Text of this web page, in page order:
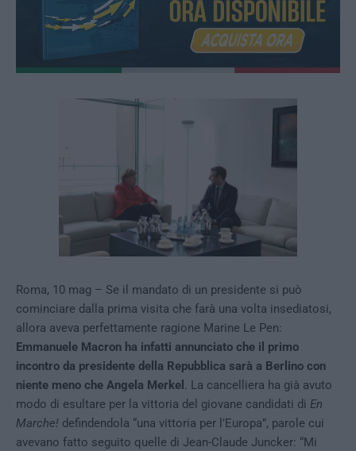
Roma, 10 mag – Se il mandato di un presidente si può
cominciare dalla prima visita che farà una volta insediatosi,
allora aveva perfettamente ragione Marine Le Pen:
Emmanuele Macron ha infatti annunciato che il primo
incontro da presidente della Repubblica sarà a Berlino con
niente meno che Angela Merkel . La cancelliera ha già avuto
modo di esultare per la vittoria del giovane candidati di En
Marche! defindendola “una vittoria per l’Europa”, parole cui
avevano fatto seguito quelle di Jean-Claude Juncker: “Mi